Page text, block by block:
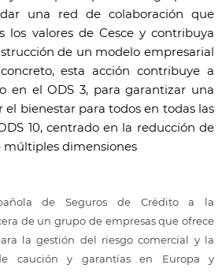
una red de colaboración que
los valores de Cesce y contribuya
de un modelo empresarial
esta acción contribuye a
en el ODS 3, para garantizar una
el bienestar para todos en todas las
10, centrado en la reducción de
múltiples dimensiones
de Seguros de Crédito a la
de un grupo de empresas que ofrece
la gestión del riesgo comercial y la
caución y garantías en Europa y